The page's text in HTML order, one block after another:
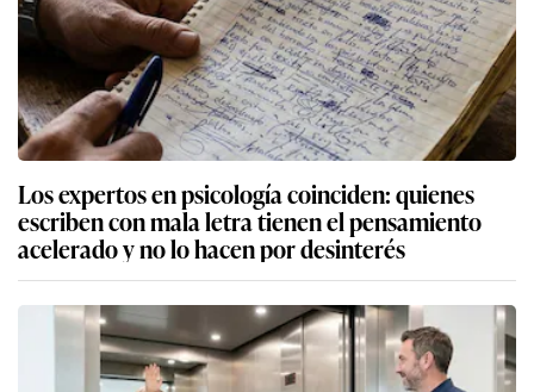
Los expertos en psicología coinciden: quienes
escriben con mala letra tienen el pensamiento
acelerado y no lo hacen por desinterés